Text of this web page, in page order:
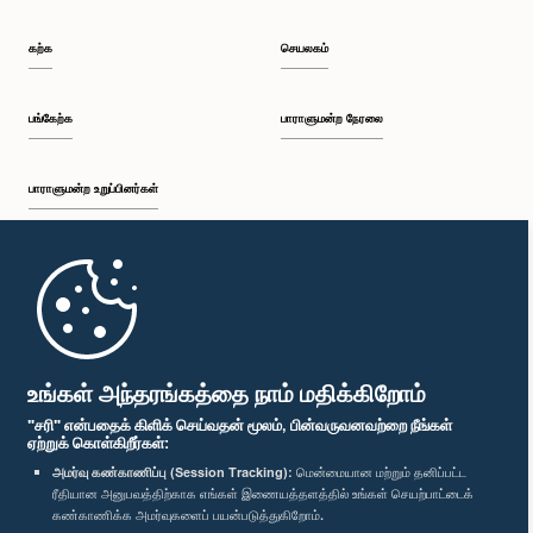
உங்கள் அந்தரங்கத்தை நாம் மதிக்கிறோம்
"சரி" என்பதைக் கிளிக் செய்வதன் மூலம், பின்வருவனவற்றை நீங்கள்
ஏற்றுக் கொள்கிறீர்கள்:
அமர்வு கண்காணிப்பு (Session Tracking): மென்மையான மற்றும் தனிப்பட்ட
ரீதியான அனுபவத்திற்காக எங்கள் இணையத்தளத்தில் உங்கள் செயற்பாட்டைக்
கண்காணிக்க அமர்வுகளைப் பயன்படுத்துகிறோம்.
கற்க
பங்கேற்க
பாராளுமன்ற உறுப்பினர்கள்
முதற்பக்கம்
செயலகம்
பாராளுமன்ற நேரலை
பாராளுமன்ற கையடக்க செயலி
எம்மை பின்தொடர்க :